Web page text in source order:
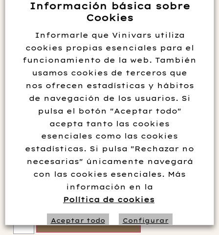
RON SANTA TERESA 1796
Añadir al carrito
Información básica sobre
Cookies
Informarle que Vinivars utiliza
cookies propias esenciales para el
funcionamiento de la web. También
usamos cookies de terceros que
nos ofrecen estadísticas y hábitos
de navegación de los usuarios. Si
pulsa el botón "Aceptar todo"
acepta tanto las cookies
esenciales como las cookies
estadísticas. Si pulsa "Rechazar no
necesarias" únicamente navegará
con las cookies esenciales. Más
información en la
Política de cookies
Aceptar todo Configurar